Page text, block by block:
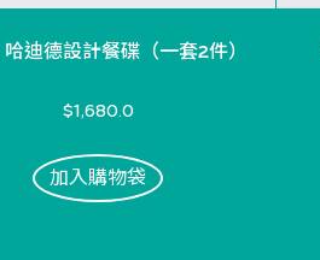
迪德設計餐碟（一套2件）
$1,680.0
加入購物袋